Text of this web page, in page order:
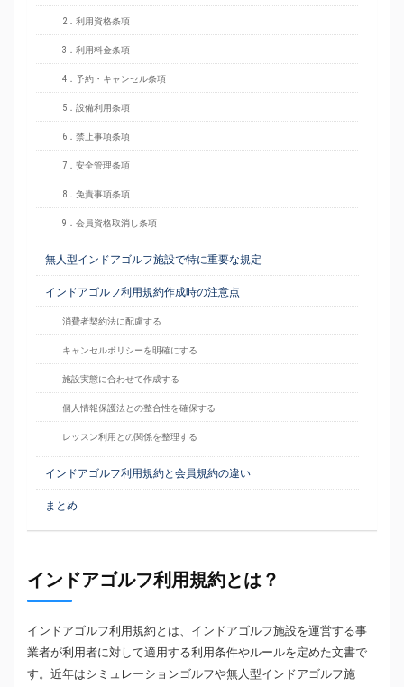
2．利用資格条項
3．利用料金条項
4．予約・キャンセル条項
5．設備利用条項
6．禁止事項条項
7．安全管理条項
8．免責事項条項
9．会員資格取消し条項
無人型インドアゴルフ施設で特に重要な規定
インドアゴルフ利用規約作成時の注意点
消費者契約法に配慮する
キャンセルポリシーを明確にする
施設実態に合わせて作成する
個人情報保護法との整合性を確保する
レッスン利用との関係を整理する
インドアゴルフ利用規約と会員規約の違い
まとめ
インドアゴルフ利用規約とは？
インドアゴルフ利用規約とは、インドアゴルフ施設を運営する事
業者が利用者に対して適用する利用条件やルールを定めた文書で
す。近年はシミュレーションゴルフや無人型インドアゴルフ施